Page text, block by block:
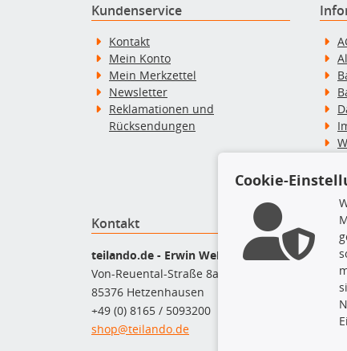
Kundenservice
Kontakt
Mein Konto
Mein Merkzettel
Newsletter
Reklamationen und
Rücksendungen
Kontakt
teilando.de - Erwin Weber GmbH
Von-Reuental-Straße 8a
85376 Hetzenhausen
+49 (0) 8165 / 5093200
shop@teilando.de
Cookie-